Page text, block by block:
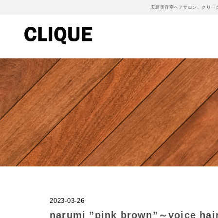
広島美容室ヘアサロン、クリ
2023-03-26
narumi ”pink brown”～voice